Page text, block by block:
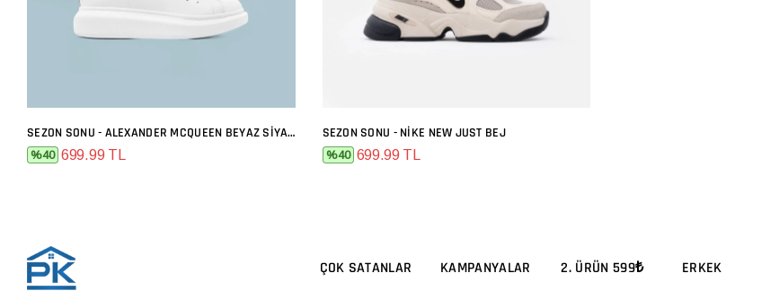
SEPETE EKLE SEZON SONU - ALEXANDER MCQUEEN BEYAZ SIYAH
%40 699.99 TL
SEPETE EKLE
SEZON SONU - NIKE NEW JUST BEJ
%40 699.99 TL
ÇOK SATANLAR KAMPANYALAR 2. ÜRÜN 599₺ ERKEK